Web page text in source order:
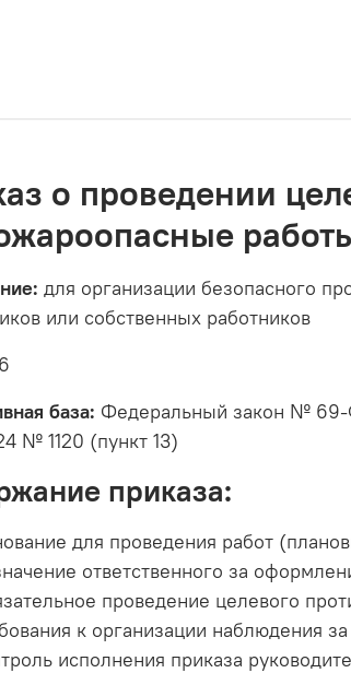
о проведении
для организации безопасного
или собственных работников
база: Федеральный закон №
№ 1120 (пункт 13)
приказа:
для проведения работ
ответственного за
проведение целевого
к организации наблюдения
исполнения приказа